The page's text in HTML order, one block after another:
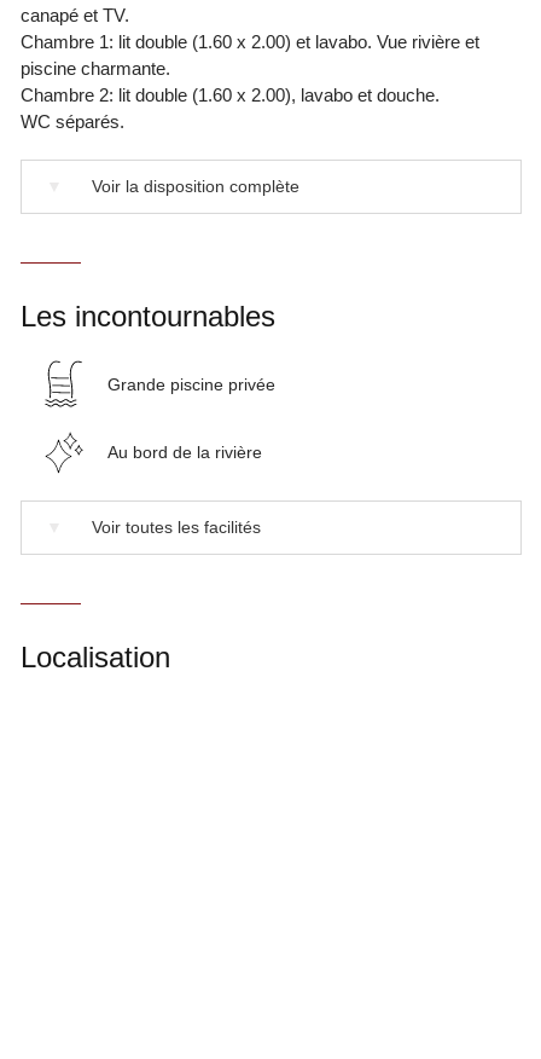
canapé et TV.
Chambre 1: lit double (1.60 x 2.00) et lavabo. Vue rivière et
piscine charmante.
Chambre 2: lit double (1.60 x 2.00), lavabo et douche.
WC séparés.
Voir la disposition complète
Les incontournables
Grande piscine privée
Au bord de la rivière
Voir toutes les facilités
Localisation